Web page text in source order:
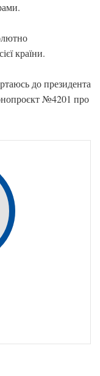
країни.
до президента
№4201 про